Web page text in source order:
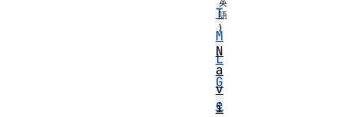
T
M
L
G
e
N
a
v
i